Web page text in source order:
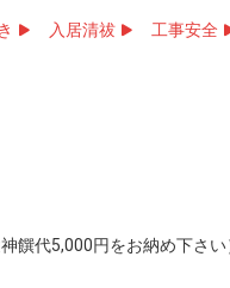
入居清祓 工事安全
饌代5,000円をお納め下さい